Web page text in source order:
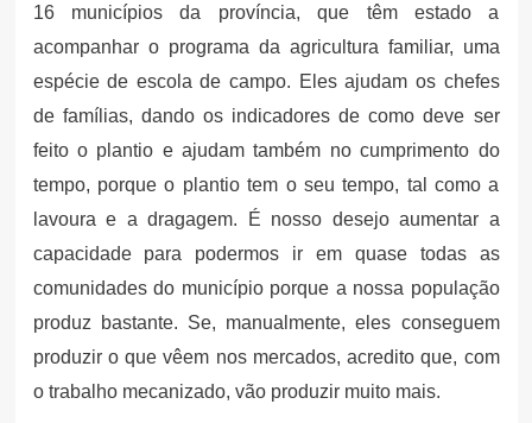
16 municípios da província, que têm estado a
acompanhar o programa da agricultura familiar, uma
espécie de escola de campo. Eles ajudam os chefes
de famílias, dando os indicadores de como deve ser
feito o plantio e ajudam também no cumprimento do
tempo, porque o plantio tem o seu tempo, tal como a
lavoura e a dragagem. É nosso desejo aumentar a
capacidade para podermos ir em quase todas as
comunidades do município porque a nossa população
produz bastante. Se, manualmente, eles conseguem
produzir o que vêem nos mercados, acredito que, com
o trabalho mecanizado, vão produzir muito mais.